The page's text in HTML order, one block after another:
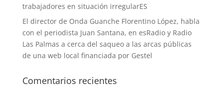
trabajadores en situación irregularES
El director de Onda Guanche Florentino López, habla
con el periodista Juan Santana, en esRadio y Radio
Las Palmas a cerca del saqueo a las arcas públicas
de una web local financiada por Gestel
Comentarios recientes